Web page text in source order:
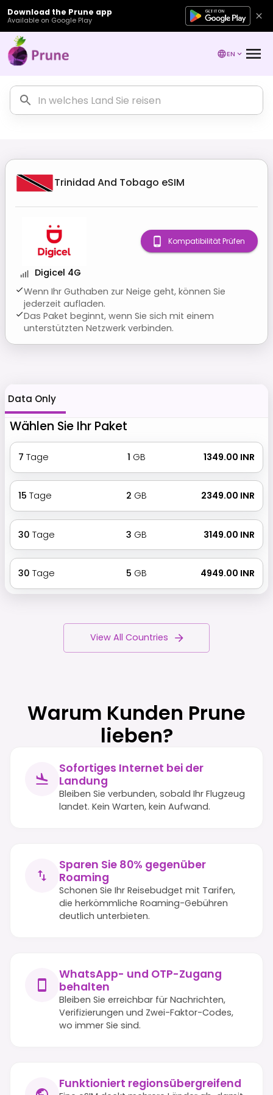
Download the Prune app
Available on Google Play
EN
Trinidad And Tobago eSIM
Digicel 4G
Wenn Ihr Guthaben zur Neige geht, können Sie
jederzeit aufladen.
Das Paket beginnt, wenn Sie sich mit einem
unterstützten Netzwerk verbinden.
Kompatibilität Prüfen
Data Only
Wählen Sie Ihr Paket
7 Tage 1 GB ₹ 1349.00 INR
15 Tage 2 GB ₹ 2349.00 INR
30 Tage 3 GB ₹ 3149.00 INR
30 Tage 5 GB ₹ 4949.00 INR
View All Countries
Warum Kunden Prune
lieben?
Sofortiges Internet bei der
Landung
Bleiben Sie verbunden, sobald Ihr Flugzeug
landet. Kein Warten, kein Aufwand.
Sparen Sie 80% gegenüber
Roaming
Schonen Sie Ihr Reisebudget mit Tarifen,
die herkömmliche Roaming-Gebühren
deutlich unterbieten.
WhatsApp- und OTP-Zugang
behalten
Bleiben Sie erreichbar für Nachrichten,
Verifizierungen und Zwei-Faktor-Codes,
wo immer Sie sind.
Funktioniert regionsübergreifend